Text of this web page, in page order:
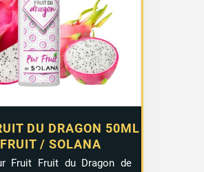
DU DRAGON 50ML
/ SOLANA
Fruit Fruit du Dragon de